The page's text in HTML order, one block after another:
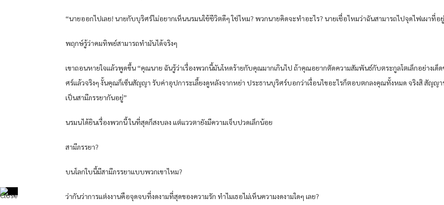
“นายออกไปเลย! นายกับบุริศร์ไม่อยากเห็นนรมนใช้ชีวิตดีๆ ใช่ไหม? พวกนายคิดจะทำอะไร? นายเชื่อไหมว่าฉันสามารถไปจุดไฟเผาที่อ
พฤกษ์รู้ว่าคมทิพย์สามารถทำมันได้จริงๆ
เขาถอนหายใจแล้วพูดขึ้น “คุณนาย ฉันรู้ว่าเรื่องพวกนี้มันโหดร้ายกับคุณมากเกินไป ถ้าคุณอยากตัดความสัมพันธ์กับตระกูลโตเล็กอย่างเด็
ศร์แล้วจริงๆ งั้นคุณก็เซ็นสัญญา รับค่าอุปการะเลี้ยงดูหลังจากหย่า ประธานบุริศร์บอกว่าเงื่อนไขอะไรก็ตอบตกลงคุณทั้งหมด จริงสิ สัญ
เป็นสามีภรรยากันอยู่”
นรมนได้ยินเรื่องพวกนี้ ในที่สุดก็สงบลง แต่แววตายังมีความเจ็บปวดเล็กน้อย
สามีภรรยา?
บนโลกใบนี้มีสามีภรรยาแบบพวกเขาไหม?
ว่ากันว่าการแต่งงานคือจุดจบที่งดงามที่สุดของความรัก ทำไมเธอไม่เห็นความงดงามใดๆ เลย?